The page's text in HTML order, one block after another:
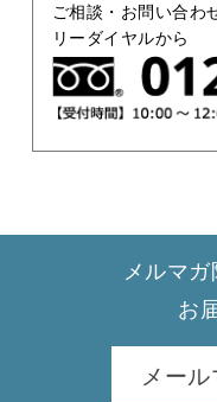
ご相談・お問い合わ
リーダイヤルから
メルマ
お
メー